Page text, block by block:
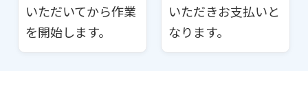
いただいてから作業
を開始します。
いただきお支払いと
なります。